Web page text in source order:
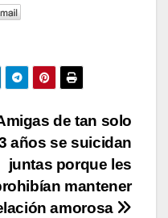
de tan solo
años se suicidan
juntas porque les
mantener
amorosa